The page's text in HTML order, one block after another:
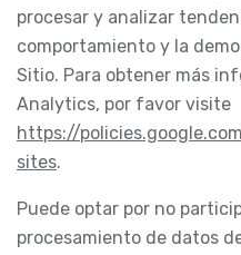
procesar y analizar
comportamiento y la
Sitio. Para obtener más
Analytics, por favor visite
https://
sites.
Puede optar por no
procesamiento de datos